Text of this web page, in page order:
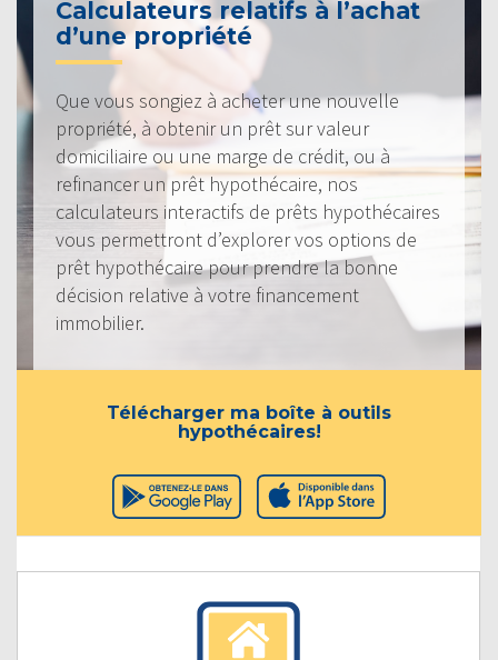
Calculateurs relatifs à l’achat
d’une propriété
Que vous songiez à acheter une nouvelle
propriété, à obtenir un prêt sur valeur
domiciliaire ou une marge de crédit, ou à
refinancer un prêt hypothécaire, nos
calculateurs interactifs de prêts hypothécaires
vous permettront d’explorer vos options de
prêt hypothécaire pour prendre la bonne
décision relative à votre financement
immobilier.
Télécharger ma boîte à outils
hypothécaires!